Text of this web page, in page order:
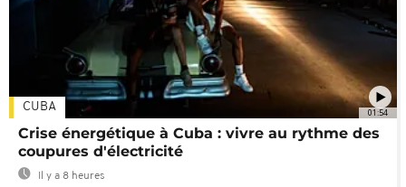
01:54
CUBA
Crise énergétique à Cuba : vivre au rythme des
coupures d'électricité
Il y a 8 heures